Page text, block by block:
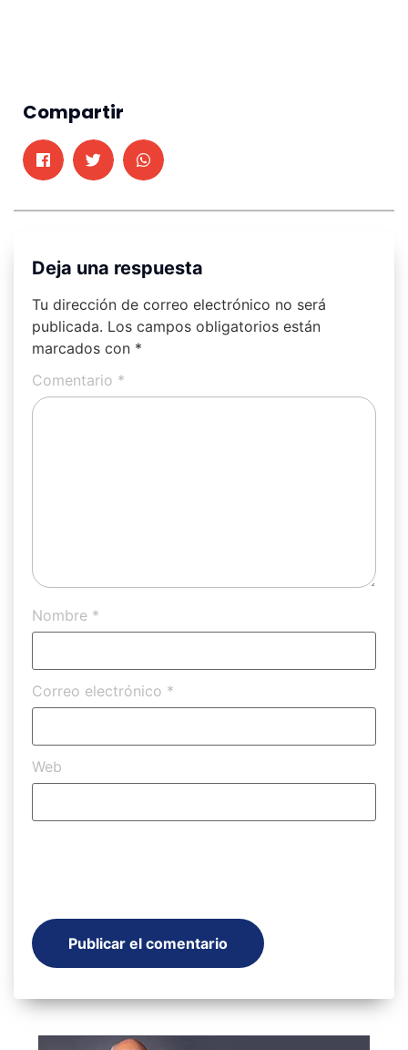
Compartir
Deja una respuesta
Tu dirección de correo electrónico no será
publicada. Los campos obligatorios están
marcados con *
Comentario *
Nombre *
Correo electrónico *
Web